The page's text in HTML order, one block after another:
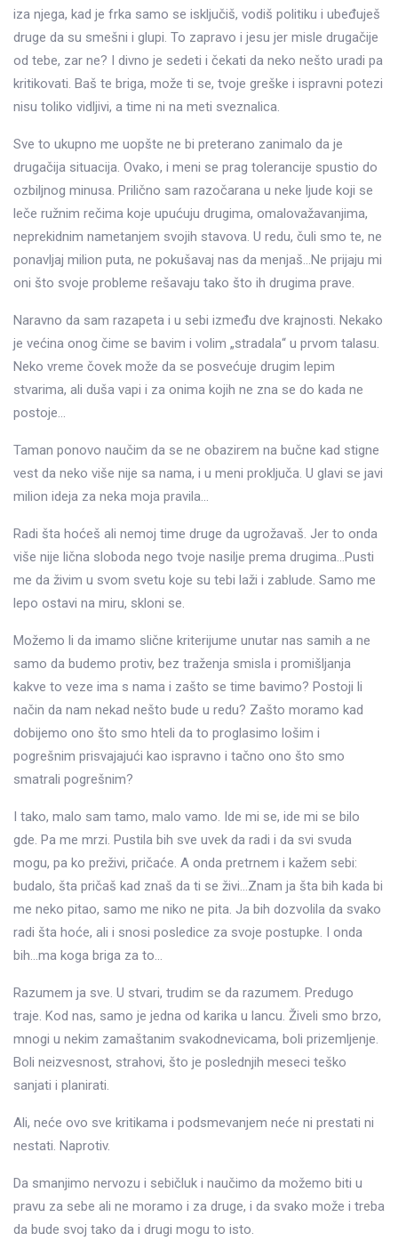
iza njega, kad je frka samo se isključiš, vodiš politiku i ubeđuješ
druge da su smešni i glupi. To zapravo i jesu jer misle drugačije
od tebe, zar ne? I divno je sedeti i čekati da neko nešto uradi pa
kritikovati. Baš te briga, može ti se, tvoje greške i ispravni potezi
nisu toliko vidljivi, a time ni na meti sveznalica.
Sve to ukupno me uopšte ne bi preterano zanimalo da je
drugačija situacija. Ovako, i meni se prag tolerancije spustio do
ozbiljnog minusa. Prilično sam razočarana u neke ljude koji se
leče ružnim rečima koje upućuju drugima, omalovažavanjima,
neprekidnim nametanjem svojih stavova. U redu, čuli smo te, ne
ponavljaj milion puta, ne pokušavaj nas da menjaš…Ne prijaju mi
oni što svoje probleme rešavaju tako što ih drugima prave.
Naravno da sam razapeta i u sebi između dve krajnosti. Nekako
je većina onog čime se bavim i volim „stradala“ u prvom talasu.
Neko vreme čovek može da se posvećuje drugim lepim
stvarima, ali duša vapi i za onima kojih ne zna se do kada ne
postoje…
Taman ponovo naučim da se ne obazirem na bučne kad stigne
vest da neko više nije sa nama, i u meni proključa. U glavi se javi
milion ideja za neka moja pravila…
Radi šta hoćeš ali nemoj time druge da ugrožavaš. Jer to onda
više nije lična sloboda nego tvoje nasilje prema drugima…Pusti
me da živim u svom svetu koje su tebi laži i zablude. Samo me
lepo ostavi na miru, skloni se.
Možemo li da imamo slične kriterijume unutar nas samih a ne
samo da budemo protiv, bez traženja smisla i promišljanja
kakve to veze ima s nama i zašto se time bavimo? Postoji li
način da nam nekad nešto bude u redu? Zašto moramo kad
dobijemo ono što smo hteli da to proglasimo lošim i
pogrešnim prisvajajući kao ispravno i tačno ono što smo
smatrali pogrešnim?
I tako, malo sam tamo, malo vamo. Ide mi se, ide mi se bilo
gde. Pa me mrzi. Pustila bih sve uvek da radi i da svi svuda
mogu, pa ko preživi, pričaće. A onda pretrnem i kažem sebi:
budalo, šta pričaš kad znaš da ti se živi…Znam ja šta bih kada bi
me neko pitao, samo me niko ne pita. Ja bih dozvolila da svako
radi šta hoće, ali i snosi posledice za svoje postupke. I onda
bih…ma koga briga za to…
Razumem ja sve. U stvari, trudim se da razumem. Predugo
traje. Kod nas, samo je jedna od karika u lancu. Živeli smo brzo,
mnogi u nekim zamaštanim svakodnevicama, boli prizemljenje.
Boli neizvesnost, strahovi, što je poslednjih meseci teško
sanjati i planirati.
Ali, neće ovo sve kritikama i podsmevanjem neće ni prestati ni
nestati. Naprotiv.
Da smanjimo nervozu i sebičluk i naučimo da možemo biti u
pravu za sebe ali ne moramo i za druge, i da svako može i treba
da bude svoj tako da i drugi mogu to isto.